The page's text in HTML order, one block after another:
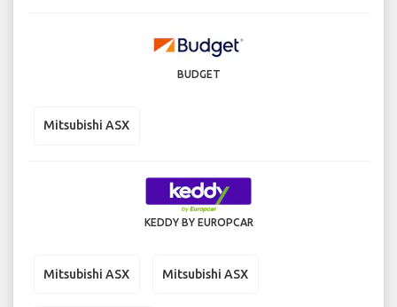
BUDGET
Mitsubishi ASX
KEDDY BY EUROPCAR
Mitsubishi ASX Mitsubishi ASX